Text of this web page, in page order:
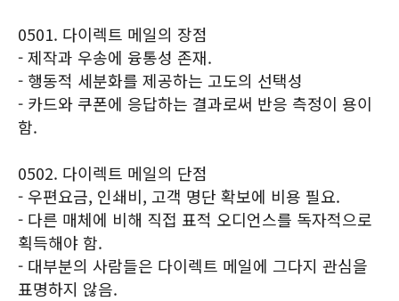
0501. 다이렉트 메일의 장점
- 제작과 우송에 융통성 존재.
- 행동적 세분화를 제공하는 고도의 선택성
- 카드와 쿠폰에 응답하는 결과로써 반응 측정이 용이
함.
0502. 다이렉트 메일의 단점
- 우편요금, 인쇄비, 고객 명단 확보에 비용 필요.
- 다른 매체에 비해 직접 표적 오디언스를 독자적으로
획득해야 함.
- 대부분의 사람들은 다이렉트 메일에 그다지 관심을
표명하지 않음.